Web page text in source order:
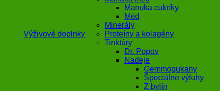
Výživové doplnky
Manuka cukríky
Med
Minerály
Proteíny a kolagény
Tinktúry
Dr. Popov
Nadeje
Gemmogukany
Špeciálne výluhy
Z bylín